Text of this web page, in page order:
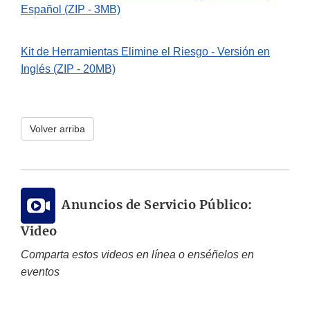
Español (ZIP - 3MB)
Kit de Herramientas Elimine el Riesgo - Versión en
Inglés (ZIP - 20MB)
Volver arriba
Anuncios de Servicio Público:
Video
Comparta estos videos en línea o enséñelos en
eventos